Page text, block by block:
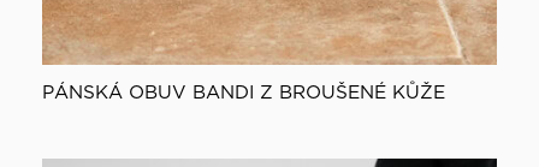
PÁNSKÁ OBUV BANDI Z BROUŠENÉ KŮŽE